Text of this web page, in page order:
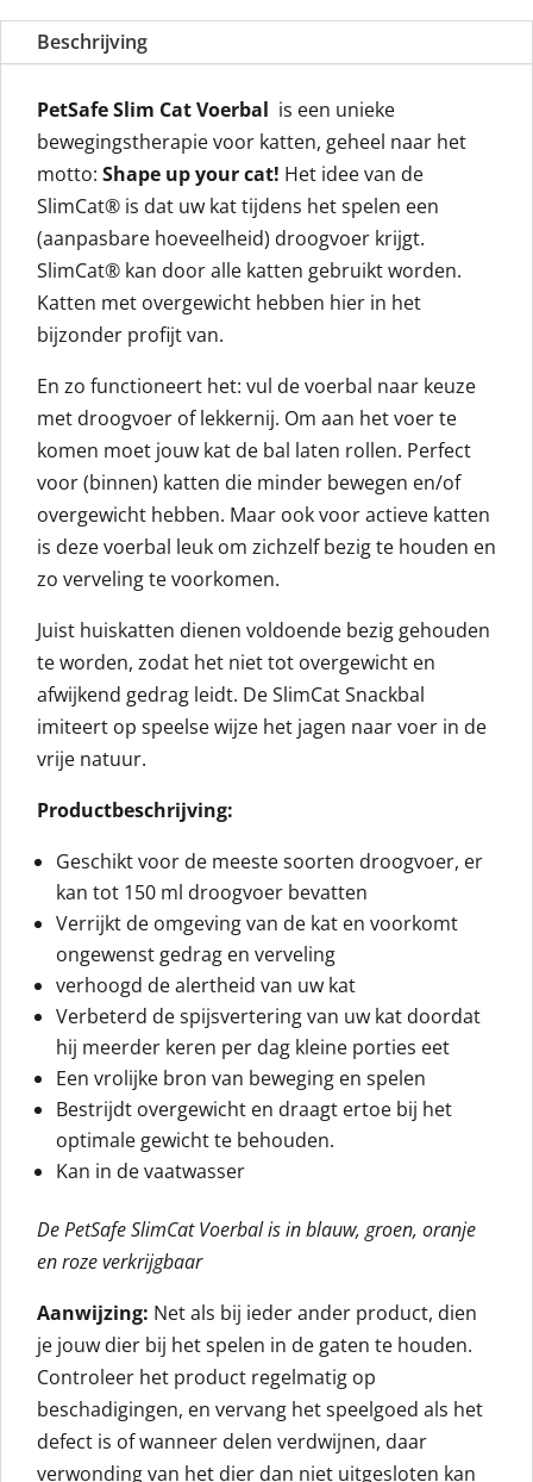
aantal
Beschrijving
PetSafe Slim Cat Voerbal is een unieke
bewegingstherapie voor katten, geheel naar het
motto: Shape up your cat! Het idee van de
SlimCat® is dat uw kat tijdens het spelen een
(aanpasbare hoeveelheid) droogvoer krijgt.
SlimCat® kan door alle katten gebruikt worden.
Katten met overgewicht hebben hier in het
bijzonder profijt van.
En zo functioneert het: vul de voerbal naar keuze
met droogvoer of lekkernij. Om aan het voer te
komen moet jouw kat de bal laten rollen. Perfect
voor (binnen) katten die minder bewegen en/of
overgewicht hebben. Maar ook voor actieve katten
is deze voerbal leuk om zichzelf bezig te houden en
zo verveling te voorkomen.
Juist huiskatten dienen voldoende bezig gehouden
te worden, zodat het niet tot overgewicht en
afwijkend gedrag leidt. De SlimCat Snackbal
imiteert op speelse wijze het jagen naar voer in de
vrije natuur.
Productbeschrijving:
Geschikt voor de meeste soorten droogvoer, er
kan tot 150 ml droogvoer bevatten
Verrijkt de omgeving van de kat en voorkomt
ongewenst gedrag en verveling
verhoogd de alertheid van uw kat
Verbeterd de spijsvertering van uw kat doordat
hij meerder keren per dag kleine porties eet
Een vrolijke bron van beweging en spelen
Bestrijdt overgewicht en draagt ertoe bij het
optimale gewicht te behouden.
Kan in de vaatwasser
De PetSafe SlimCat Voerbal is in blauw, groen, oranje
en roze verkrijgbaar
Aanwijzing: Net als bij ieder ander product, dien
je jouw dier bij het spelen in de gaten te houden.
Controleer het product regelmatig op
beschadigingen, en vervang het speelgoed als het
defect is of wanneer delen verdwijnen, daar
verwonding van het dier dan niet uitgesloten kan